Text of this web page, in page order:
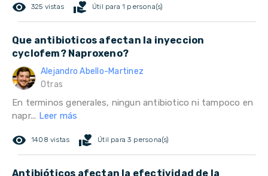
remove_red_eye 325 vistas volunteer_activism Útil para 1 persona(s)
Que antibioticos afectan la inyeccion
cyclofem? Naproxeno?
Alejandro Abello-Martinez
Otras
En terminos generales, ningun antibiotico ni tampoco en
napr... Leer más
remove_red_eye 1408 vistas volunteer_activism Útil para 3 persona(s)
Antibióticos afectan la efectividad de la